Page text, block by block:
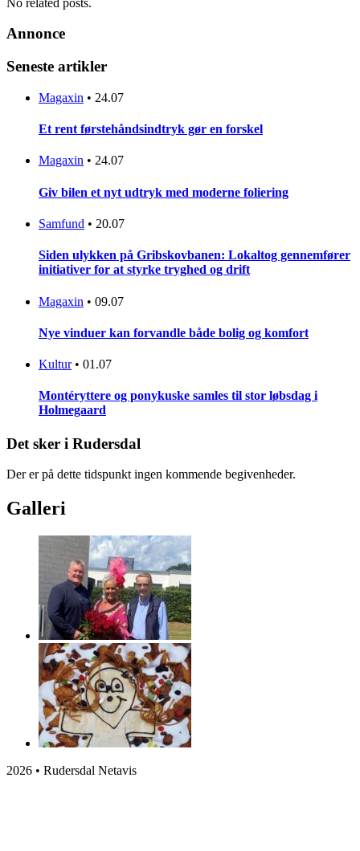
Annonce
Seneste artikler
Magaxin • 24.07
Et rent førstehåndsindtryk gør en forskel
Magaxin • 24.07
Giv bilen et nyt udtryk med moderne foliering
Samfund • 20.07
Siden ulykken på Gribskovbanen: Lokaltog gennemfører
initiativer for at styrke tryghed og drift
Magaxin • 09.07
Nye vinduer kan forvandle både bolig og komfort
Kultur • 01.07
Montéryttere og ponykuske samles til stor løbsdag i
Holmegaard
Det sker i Rudersdal
Der er på dette tidspunkt ingen kommende begivenheder.
Galleri
2026 • Rudersdal Netavis